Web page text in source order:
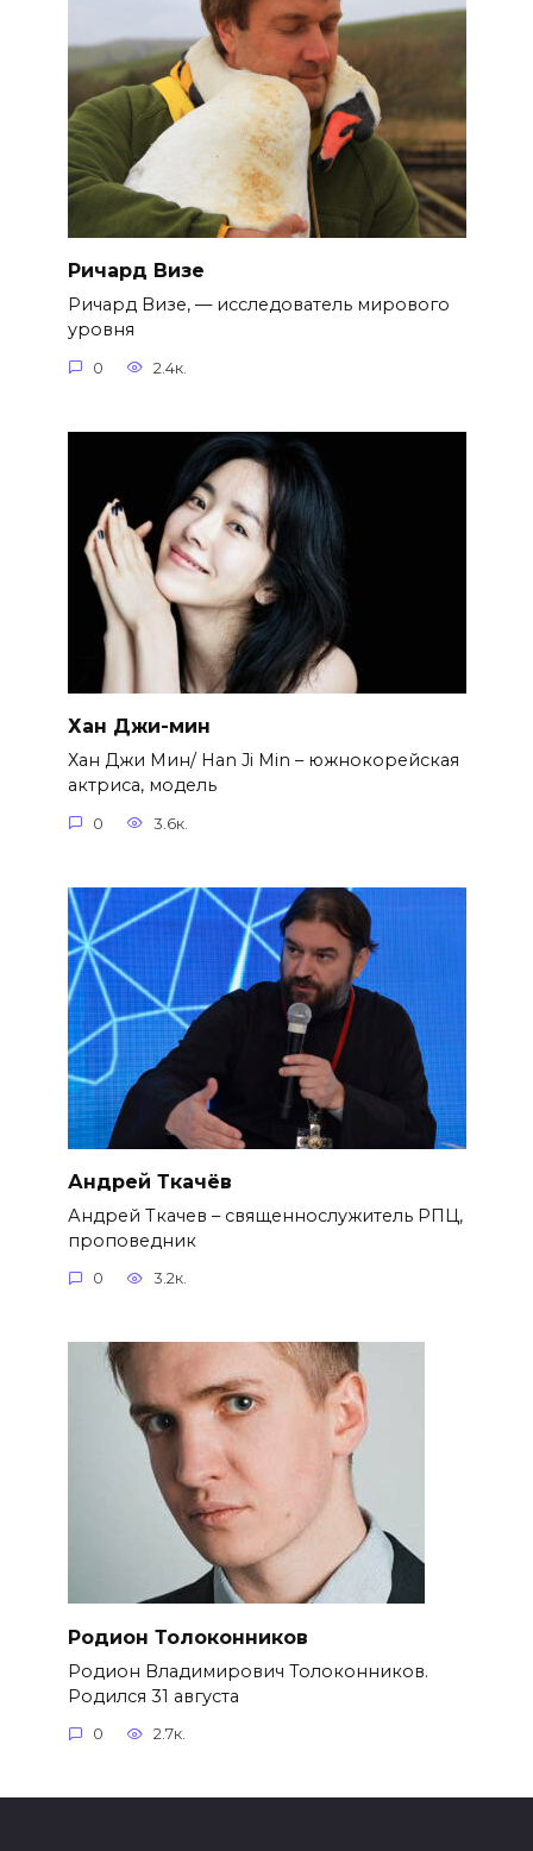
Ричард Визе
Ричард Визе, — исследователь мирового
уровня
0 2.4к.
Хан Джи-мин
Хан Джи Мин/ Han Ji Min – южнокорейская
актриса, модель
0 3.6к.
Андрей Ткачёв
Андрей Ткачев – священнослужитель РПЦ,
проповедник
0 3.2к.
Родион Толоконников
Родион Владимирович Толоконников.
Родился 31 августа
0 2.7к.